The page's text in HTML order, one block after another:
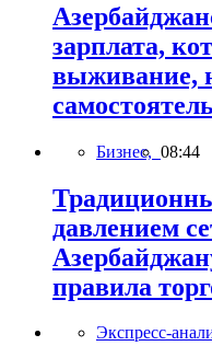
зарплата,
выживание,
Бизнес, 08:44
давлением
правила
Экспресс-